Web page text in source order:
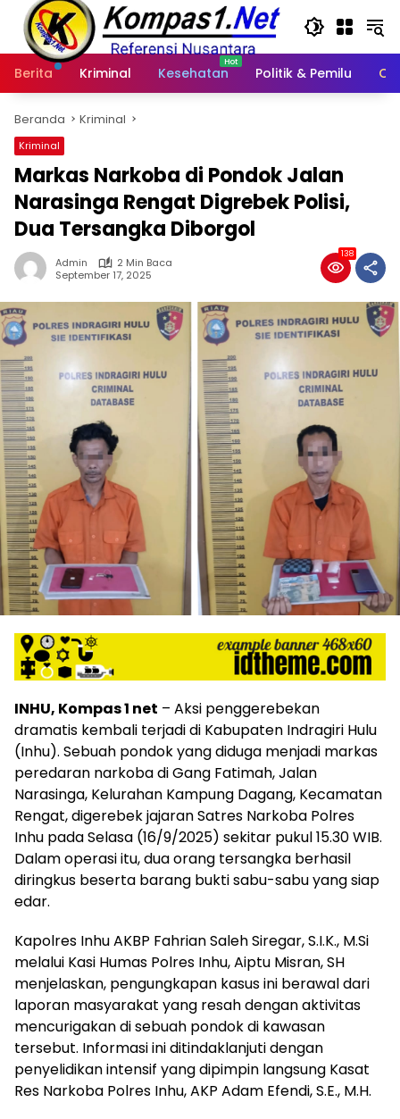
Langsung
konten
Berita
Kriminal Kesehatan Politik & Pemilu
Beranda Kriminal
Kriminal
Markas Narkoba di Pondok Jalan
Narasinga Rengat Digrebek Polisi,
Dua Tersangka Diborgol
Admin
2 Min Baca
September 17, 2025
138
INHU, Kompas 1 net – Aksi penggerebekan
dramatis kembali terjadi di Kabupaten Indragiri Hulu
(Inhu). Sebuah pondok yang diduga menjadi markas
peredaran narkoba di Gang Fatimah, Jalan
Narasinga, Kelurahan Kampung Dagang, Kecamatan
Rengat, digerebek jajaran Satres Narkoba Polres
Inhu pada Selasa (16/9/2025) sekitar pukul 15.30 WIB.
Dalam operasi itu, dua orang tersangka berhasil
diringkus beserta barang bukti sabu-sabu yang siap
edar.
Kapolres Inhu AKBP Fahrian Saleh Siregar, S.I.K., M.Si
melalui Kasi Humas Polres Inhu, Aiptu Misran, SH
menjelaskan, pengungkapan kasus ini berawal dari
laporan masyarakat yang resah dengan aktivitas
mencurigakan di sebuah pondok di kawasan
tersebut. Informasi ini ditindaklanjuti dengan
penyelidikan intensif yang dipimpin langsung Kasat
Res Narkoba Polres Inhu, AKP Adam Efendi, S.E., M.H.